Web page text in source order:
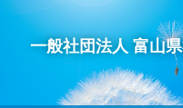
コ
一般社団法人 富山